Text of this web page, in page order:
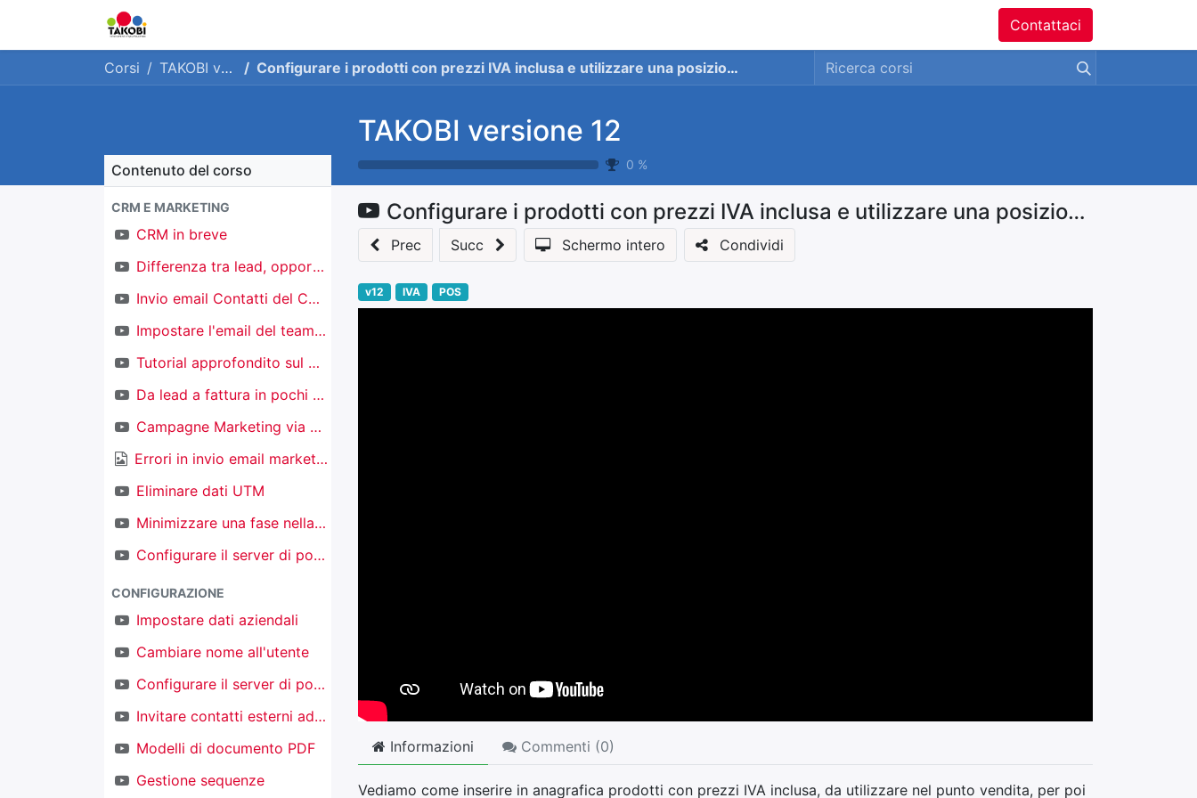
Contattaci
Corsi TAKOBI versione 12 Configurare i prodotti con prezzi IVA inclusa e utilizzare una posizione fiscale IVA esclusa per gli ordini backend
TAKOBI versione 12
0 %
Contenuto del corso
CRM E MARKETING
CRM in breve
Differenza tra lead, opportunità e contatti
Invio email Contatti del CRM
Impostare l'email del team di vendita
Tutorial approfondito sul CRM
Da lead a fattura in pochi click
Campagne Marketing via email
Errori in invio email marketing
Eliminare dati UTM
Minimizzare una fase nella kanban nel CRM
Configurare il server di posta in ingresso per creare nuovi oggetti
CONFIGURAZIONE
Impostare dati aziendali
Cambiare nome all'utente
Configurare il server di posta in uscita
Invitare contatti esterni ad accedere al proprio TAKOBI
Modelli di documento PDF
Gestione sequenze
Configurare i prodotti con prezzi IVA inclusa e utilizzare una posizione fiscale IVA esclusa per gli ordini backend
Prec Succ Schermo intero Condividi
v12 IVA POS
Informazioni Commenti (0)
Vediamo come inserire in anagrafica prodotti con prezzi IVA inclusa, da utilizzare nel punto vendita, per poi